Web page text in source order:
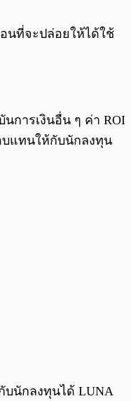
0:00 / 0:00
นที่จะปล่อยให้ได้ใช้
การเงินอื่น ๆ ค่า ROI
บแทนให้กับนักลงทุน
บนักลงทุนได้ LUNA